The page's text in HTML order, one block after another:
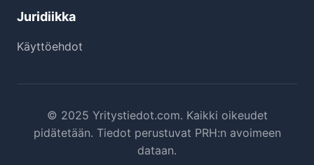
Juridiikka
Käyttöehdot
© 2025 Yritystiedot.com. Kaikki oikeudet
pidätetään. Tiedot perustuvat PRH:n avoimeen
dataan.